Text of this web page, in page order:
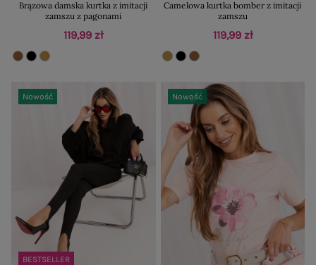
Brązowa damska kurtka z imitacji
zamszu z pagonami
119,99 zł
Camelowa kurtka bomber z imitacji
zamszu
119,99 zł
BESTSELLER
Nowość Nowość